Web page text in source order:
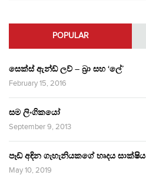
POPULAR
සෙක්ස් ඇන්ඩ් ලව් – බ්‍රා සහ ‘ලේ’
February 15, 2016
සම ලිංගිකයෝ
September 9, 2013
පෑඩ් අඳින ගැහැනියකගේ හෘදය සාක්ෂිය
May 10, 2019